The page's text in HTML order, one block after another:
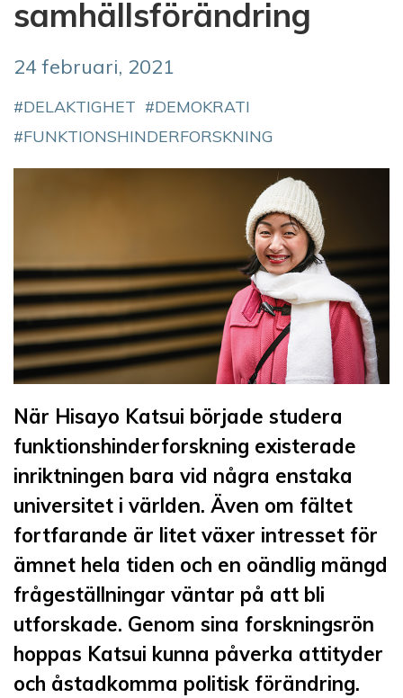
samhällsförändring
24 februari, 2021
DELAKTIGHET
DEMOKRATI
FUNKTIONSHINDERFORSKNING
När Hisayo Katsui började studera
funktionshinderforskning existerade
inriktningen bara vid några enstaka
universitet i världen. Även om fältet
fortfarande är litet växer intresset för
ämnet hela tiden och en oändlig mängd
frågeställningar väntar på att bli
utforskade. Genom sina forskningsrön
hoppas Katsui kunna påverka attityder
och åstadkomma politisk förändring.